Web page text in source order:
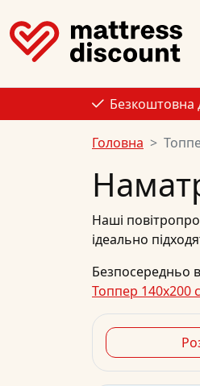
Безкоштовна
Головна
Наші
ідеально
Безпосередньо
Топпер 140х200